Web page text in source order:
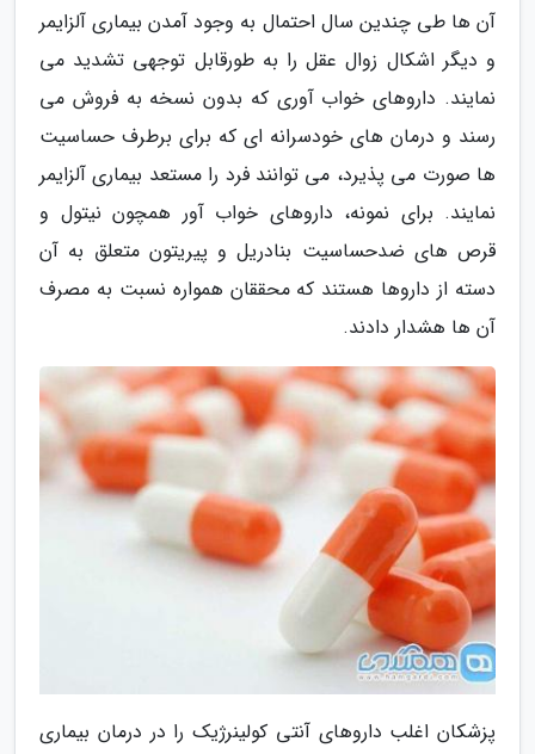
آن ها طی چندین سال احتمال به وجود آمدن بیماری آلزایمر
و دیگر اشکال زوال عقل را به طورقابل توجهی تشدید می
نمایند. داروهای خواب آوری که بدون نسخه به فروش می
رسند و درمان های خودسرانه ای که برای برطرف حساسیت
ها صورت می پذیرد، می توانند فرد را مستعد بیماری آلزایمر
نمایند. برای نمونه، داروهای خواب آور همچون نیتول و
قرص های ضدحساسیت بنادریل و پیریتون متعلق به آن
دسته از داروها هستند که محققان همواره نسبت به مصرف
آن ها هشدار دادند.
پزشکان اغلب داروهای آنتی کولینرژیک را در درمان بیماری